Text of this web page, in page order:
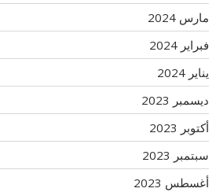
مارس 2024
فبراير 2024
يناير 2024
ديسمبر 2023
أكتوبر 2023
سبتمبر 2023
أغسطس 2023